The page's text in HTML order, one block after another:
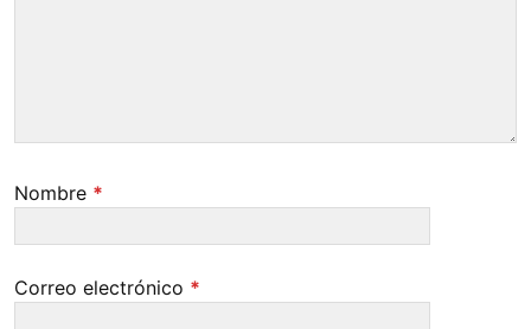
Nombre *
Correo electrónico *